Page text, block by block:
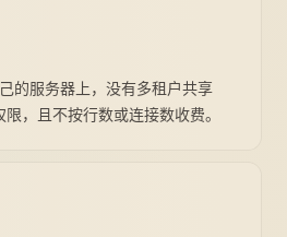
的服务器上，没有多租户共享
，且不按行数或连接数收费。